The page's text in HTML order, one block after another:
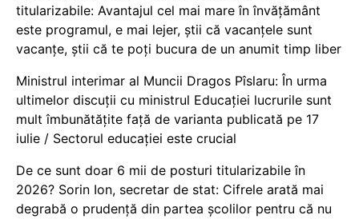
titularizabile: Avantajul cel mai mare în învățământ
este programul, e mai lejer, știi că vacanțele sunt
vacanţe, știi că te poți bucura de un anumit timp liber
Ministrul interimar al Muncii Dragos Pîslaru: În urma
ultimelor discuții cu ministrul Educației lucrurile sunt
mult îmbunătățite față de varianta publicată pe 17
iulie / Sectorul educației este crucial
De ce sunt doar 6 mii de posturi titularizabile în
2026? Sorin Ion, secretar de stat: Cifrele arată mai
degrabă o prudență din partea școlilor pentru că nu